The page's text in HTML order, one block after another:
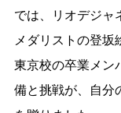
では、リオデジャ
メダリストの登坂
東京校の卒業メン
備と挑戦が、自分